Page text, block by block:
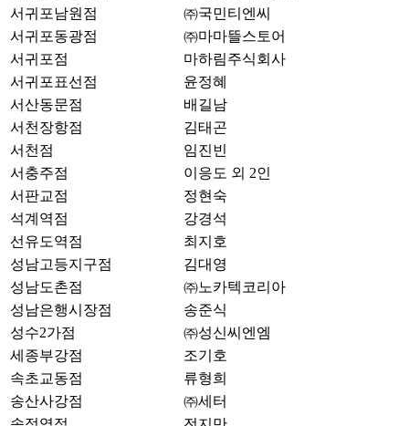
서귀포남원점
㈜국민티엔씨
서귀포동광점
㈜마마뜰스토어
서귀포점
마하림주식회사
서귀포표선점
윤정혜
서산동문점
배길남
서천장항점
김태곤
서천점
임진빈
서충주점
이응도 외 2인
서판교점
정현숙
석계역점
강경석
선유도역점
최지호
성남고등지구점
김대영
성남도촌점
㈜노카텍코리아
성남은행시장점
송준식
성수2가점
㈜성신씨엔엠
세종부강점
조기호
속초교동점
류형희
송산사강점
㈜세터